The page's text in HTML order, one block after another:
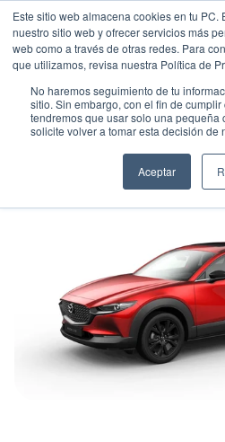
Este sitio web almacena cookies en tu
nuestro sitio web y ofrecer servicios más
web como a través de otras redes. Para
que utilizamos, revisa nuestra Política de
No haremos seguimiento de tu
sitio. Sin embargo, con el fin de
tendremos que usar solo una pequeña
solicite volver a tomar esta decisión de
Aceptar
MAZDA CX-30
HIBRIDA